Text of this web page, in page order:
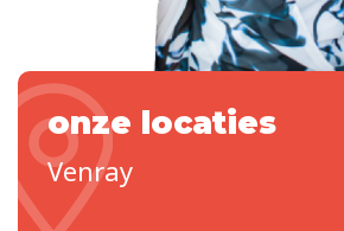
onze locaties
Venray